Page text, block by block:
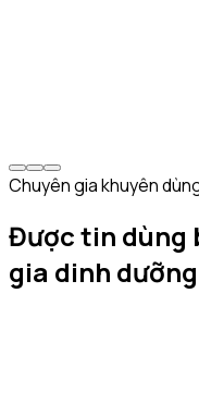
Chuyên gia khuyên
Được tin dùng
gia dinh dưỡng